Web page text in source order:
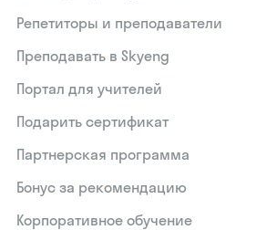
Репетиторы и преподаватели
Преподавать в Skyeng
Портал для учителей
Подарить сертификат
Партнерская программа
Бонус за рекомендацию
Корпоративное обучение